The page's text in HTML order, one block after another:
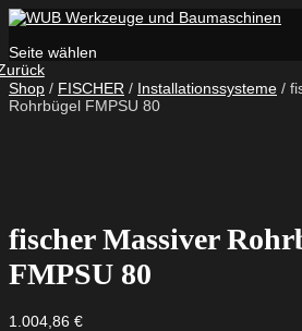
Seite wählen
Shop / FISCHER / Installationssysteme /
Rohrbügel FMPSU 80
fischer Massiver
FMPSU 80
1.004,86 €